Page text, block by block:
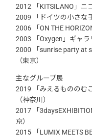
2012 「KITSILANO」ニ
2009 「ドイツの小さな
2006 「ON THE
2003 「Oxygen」ギャラ
2000 「sunrise party at
（東京）
主なグループ展
2019 「みえるもののむ
（神奈川）
2017 「
京）
2015 「LUMIX MEETS